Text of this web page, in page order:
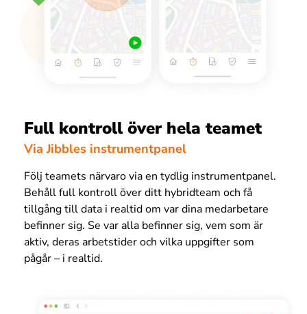
Full kontroll över hela teamet
Via Jibbles instrumentpanel
Följ teamets närvaro via en tydlig instrumentpanel.
Behåll full kontroll över ditt hybridteam och få
tillgång till data i realtid om var dina medarbetare
befinner sig. Se var alla befinner sig, vem som är
aktiv, deras arbetstider och vilka uppgifter som
pågår – i realtid.